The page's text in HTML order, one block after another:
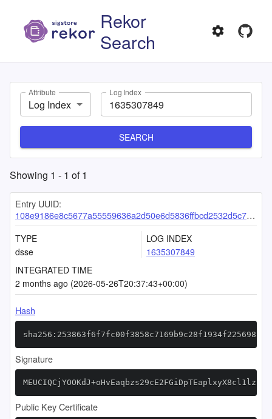
Rekor
Search
Attribute
Log Index
Log Index
SEARCH
Showing 1 - 1 of1
Entry UUID:
108e9186e8c5677a55559636a2d50e6d5836ffbcd2532d5c795dd7523609ed61c3f8bc44cb39f58b
TYPE
dsse
LOG INDEX
1635307849
INTEGRATED TIME
2 months ago (2026-05-26T20:37:43+00:00)
Hash
Signature
Public Key Certificate